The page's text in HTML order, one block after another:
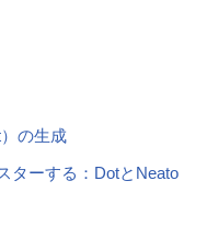
の生成
ターする：DotとNeato